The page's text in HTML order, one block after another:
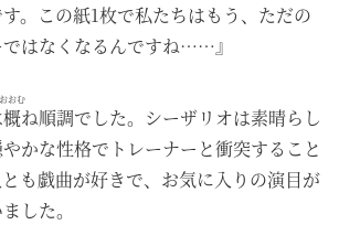
す。この紙1枚で私たちはもう、ただの
はなくなるんですね……』
概
おおむ
ね順調でした。シーザリオは素晴らし
かな性格でトレーナーと衝突すること
も戯曲が好きで、お気に入りの演目が
した。